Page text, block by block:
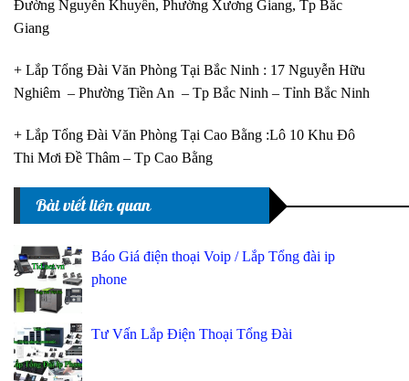
Đường Nguyễn Khuyến, Phường Xương Giang, Tp Bắc
Giang
+ Lắp Tổng Đài Văn Phòng Tại Bắc Ninh : 17 Nguyễn Hữu
Nghiêm – Phường Tiền An – Tp Bắc Ninh – Tỉnh Bắc Ninh
+ Lắp Tổng Đài Văn Phòng Tại Cao Bằng :Lô 10 Khu Đô
Thi Mơi Đề Thâm – Tp Cao Bằng
Bài viết liên quan
Báo Giá điện thoại Voip / Lắp Tổng đài ip
phone
Tư Vấn Lắp Điện Thoại Tổng Đài